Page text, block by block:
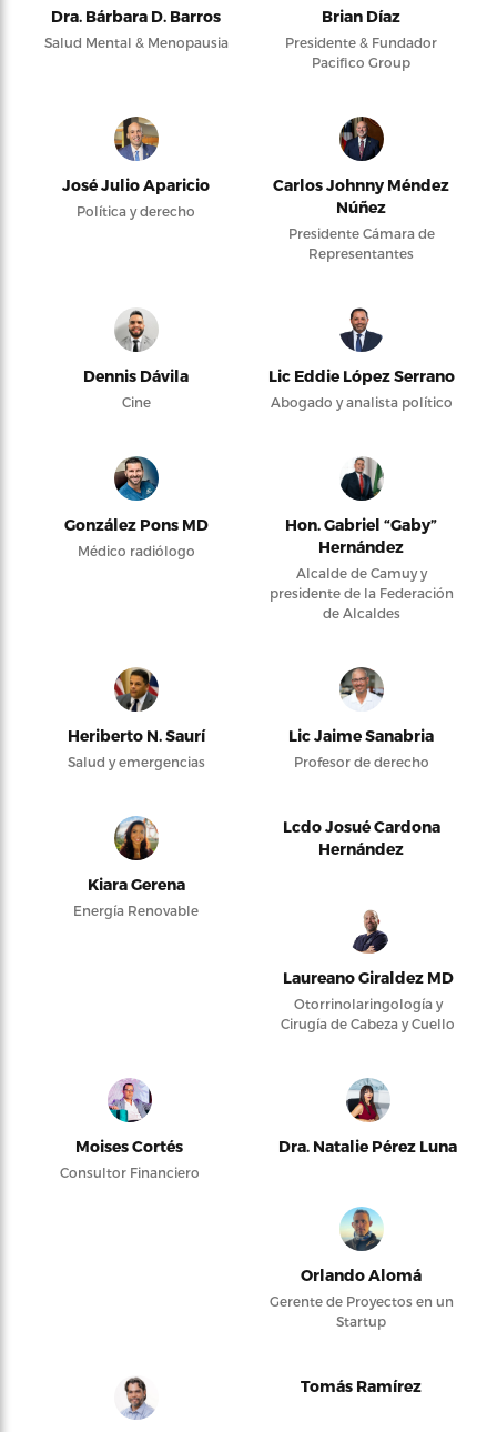
Dra. Bárbara D. Barros
Salud Mental & Menopausia
Brian Díaz
Presidente & Fundador
Pacifico Group
José Julio Aparicio
Política y derecho
Carlos Johnny Méndez
Núñez
Presidente Cámara de
Representantes
Dennis Dávila
Cine
Lic Eddie López Serrano
Abogado y analista político
González Pons MD
Médico radiólogo
Hon. Gabriel “Gaby”
Hernández
Alcalde de Camuy y
presidente de la Federación
de Alcaldes
Heriberto N. Saurí
Salud y emergencias
Lic Jaime Sanabria
Profesor de derecho
Kiara Gerena
Energía Renovable
Lcdo Josué Cardona
Hernández
Laureano Giraldez MD
Otorrinolaringología y
Cirugía de Cabeza y Cuello
Moises Cortés
Consultor Financiero
Dra. Natalie Pérez Luna
Orlando Alomá
Gerente de Proyectos en un
Startup
Tomás Ramírez